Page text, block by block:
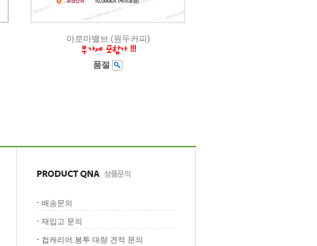
아로마밸브 (원두커피)
품절
- 배송문의
- 재입고 문의
- 컵캐리어 봉투 대량 견적 문의